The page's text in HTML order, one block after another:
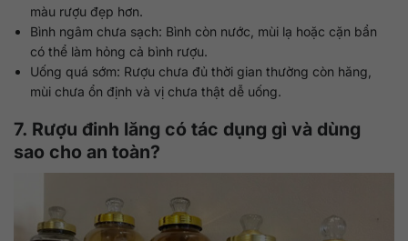
màu rượu đẹp hơn.
Bình ngâm chưa sạch: Bình còn nước, mùi lạ hoặc cặn bẩn
có thể làm hỏng cả bình rượu.
Uống quá sớm: Rượu chưa đủ thời gian thường còn hăng,
mùi chưa ổn định và vị chưa thật dễ uống.
7. Rượu đinh lăng có tác dụng gì và dùng
sao cho an toàn?